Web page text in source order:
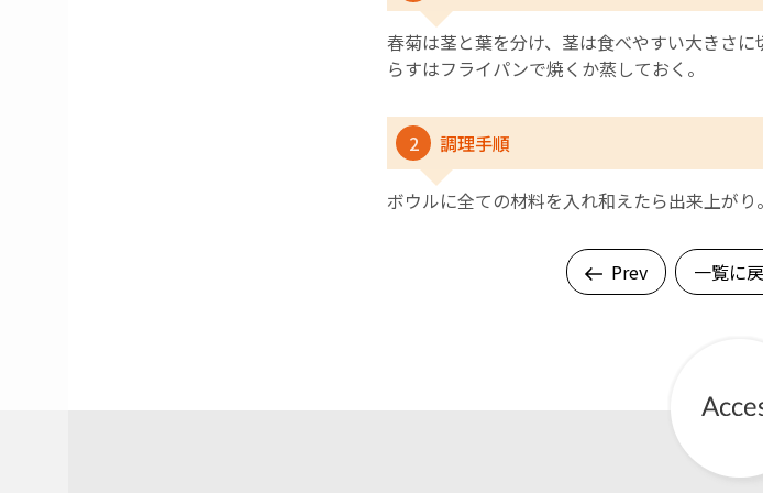
春菊は茎と葉を分け、茎は食べやすい大きさ
らすはフライパンで焼くか蒸しておく。
2 調理手順
ボウルに全ての材料を入れ和えたら出来上がり。
Prev 一覧に